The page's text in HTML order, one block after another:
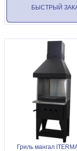
БЫСТРЫЙ
Гриль мангал